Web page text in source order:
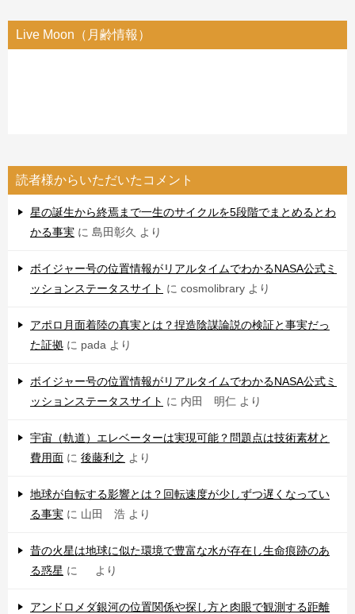
Live Moon（月齢情報）
読者様からいただいたコメント
星の誕生から終焉まで一生のサイクルを5段階でまとめるとわ
かる事実 に 島田彰久 より
ボイジャー号の位置情報がリアルタイムでわかるNASA公式ミ
ッションステータスサイト に cosmolibrary より
アポロ月面着陸の真実とは？捏造陰謀論説の検証と事実だっ
た証拠 に pada より
ボイジャー号の位置情報がリアルタイムでわかるNASA公式ミ
ッションステータスサイト に 内田 明仁 より
宇宙（軌道）エレベーターは実現可能？問題点は技術素材と
費用面 に 後藤利之 より
地球が自転する影響とは？回転速度が少しずつ遅くなってい
る事実 に 山田 浩 より
昔の火星は地球に似た環境で豊富な水が存在し生命痕跡のあ
る惑星 に より
アンドロメダ銀河の位置関係や探し方と肉眼で観測する距離